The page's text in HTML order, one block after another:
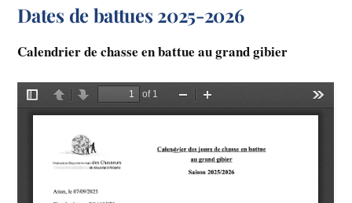
Dates de battues 2025-2026
Calendrier de chasse en battue au grand gibier